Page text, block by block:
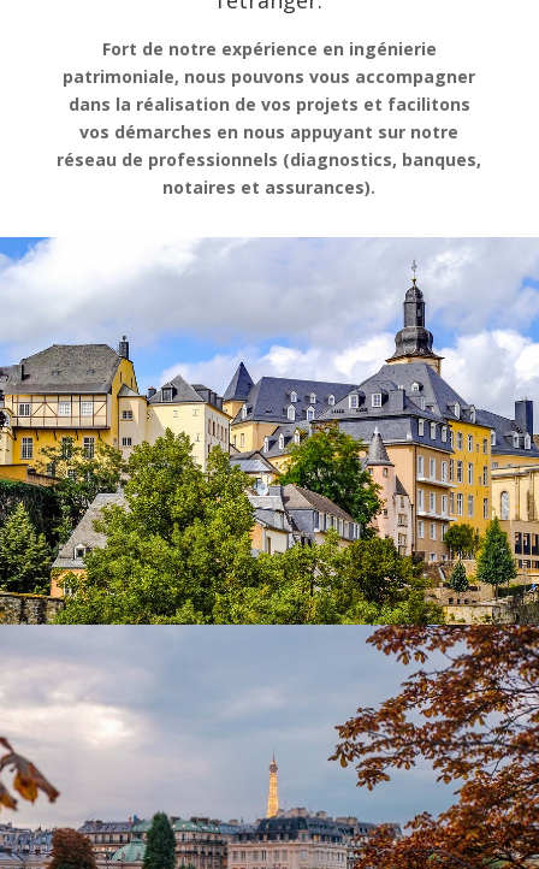
Fort de notre expérience en ingénierie
patrimoniale, nous pouvons vous accompagner
dans la réalisation de vos projets et facilitons
vos démarches en nous appuyant sur notre
réseau de professionnels (diagnostics, banques,
notaires et assurances).